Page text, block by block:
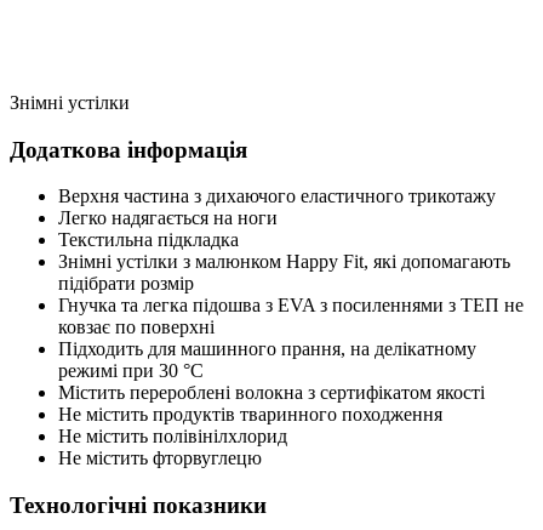
Знімні устілки
Додаткова інформація
Верхня частина з дихаючого еластичного трикотажу
Легко надягається на ноги
Текстильна підкладка
Знімні устілки з малюнком Happy Fit, які допомагають
підібрати розмір
Гнучка та легка підошва з EVA з посиленнями з ТЕП не
ковзає по поверхні
Підходить для машинного прання, на делікатному
режимі при 30 °C
Містить перероблені волокна з сертифікатом якості
Не містить продуктів тваринного походження
Не містить полівінілхлорид
Не містить фторвуглецю
Технологічні показники